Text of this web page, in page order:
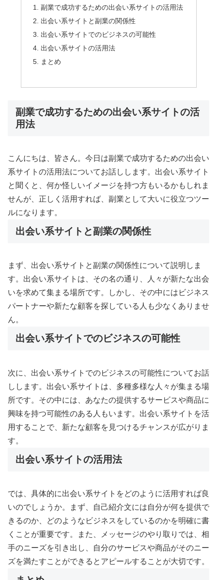
副業で成功するための出会い系サイトの活用法
出会い系サイトと副業の関係性
出会い系サイトでのビジネスの可能性
出会い系サイトの活用法
まとめ
副業で成功するための出会い系サイトの活
用法
こんにちは、皆さん。今日は副業で成功するための出会い
系サイトの活用法についてお話しします。出会い系サイト
と聞くと、何か怪しいイメージを持つ方もいるかもしれま
せんが、正しく活用すれば、副業として大いに役立つツー
ルになります。
出会い系サイトと副業の関係性
まず、出会い系サイトと副業の関係性について説明しま
す。出会い系サイトは、その名の通り、人々が新たな出会
いを求めて集まる場所です。しかし、その中にはビジネス
パートナーや新たな顧客を探している人も少なくありませ
ん。
出会い系サイトでのビジネスの可能性
次に、出会い系サイトでのビジネスの可能性についてお話
しします。出会い系サイトは、多種多様な人々が集まる場
所です。その中には、あなたの提供するサービスや商品に
興味を持つ可能性のある人もいます。出会い系サイトを活
用することで、新たな顧客を見つけるチャンスが広がりま
す。
出会い系サイトの活用法
では、具体的に出会い系サイトをどのように活用すれば良
いのでしょうか。まず、自己紹介文には自分が何を提供で
きるのか、どのようなビジネスをしているのかを明確に書
くことが重要です。また、メッセージのやり取りでは、相
手のニーズを引き出し、自分のサービスや商品がそのニー
ズを満たすことができるとアピールすることが大切です。